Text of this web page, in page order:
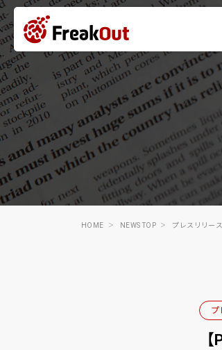
HOME NEWS TOP プレスリリース
プ